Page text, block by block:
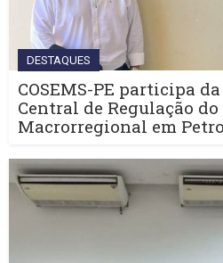
DESTAQUES
COSEMS-PE participa
Central de Regulação
Macrorregional em